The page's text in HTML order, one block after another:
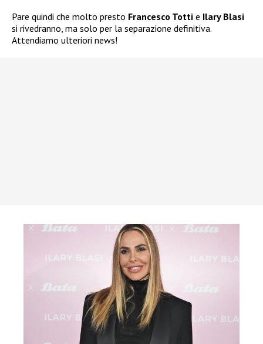
Pare quindi che molto presto Francesco Totti e Ilary Blasi
si rivedranno, ma solo per la separazione definitiva.
Attendiamo ulteriori news!